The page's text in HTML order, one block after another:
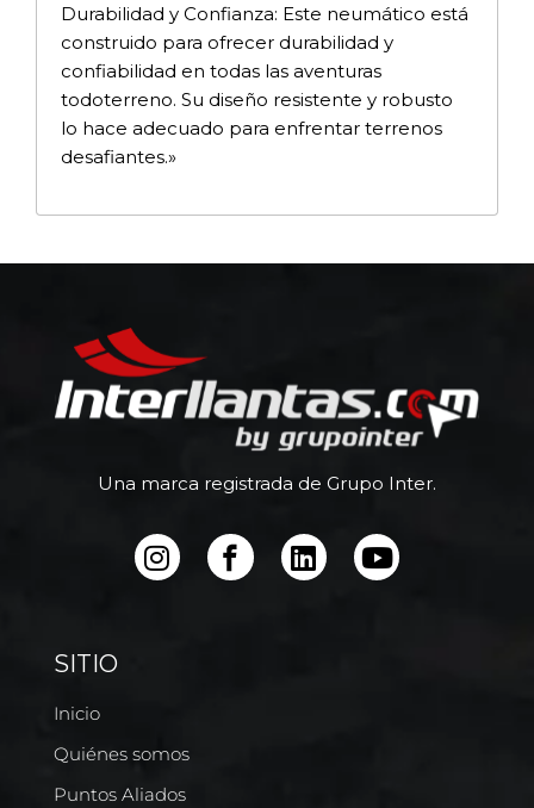
Durabilidad y Confianza: Este neumático está
construido para ofrecer durabilidad y
confiabilidad en todas las aventuras
todoterreno. Su diseño resistente y robusto
lo hace adecuado para enfrentar terrenos
desafiantes.»
Una marca registrada de Grupo Inter.
SITIO
Inicio
Quiénes somos
Puntos Aliados